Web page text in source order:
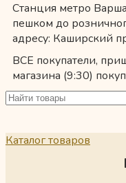
Станция метро
пешком до
адресу: Каширский
ВСЕ покупатели,
магазина (9:30)
Каталог товаров